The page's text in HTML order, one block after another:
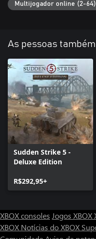
Multijogador online (2-64)
As pessoas
Sudden Strike 5 -
Deluxe Edition
R$292,95+
XBOX consoles Jogos XBOX
XBOX Notícias do XBOX